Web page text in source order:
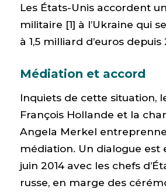
Les États-Unis accordent
militaire [1] à l’Ukraine qui
à 1,5 milliard d’euros depuis
Médiation et accord
Inquiets de cette situation,
François Hollande et la
Angela Merkel
médiation. Un dialogue est
juin 2014 avec les chefs
russe, en marge des